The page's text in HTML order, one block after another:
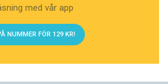
med vår app
NUMMER FÖR 129 KR!